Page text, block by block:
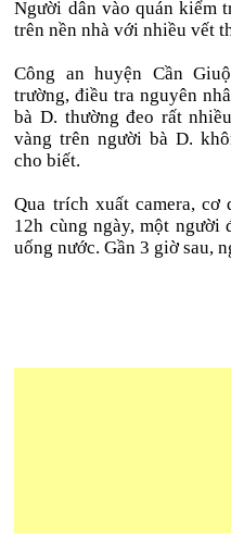
Người dân vào quán kiểm
trên nền nhà với nhiều vết
Công an huyện Cần
trường, điều tra nguyên
bà D. thường đeo rất
vàng trên người bà D.
cho biết.
Qua trích xuất camera, cơ
12h cùng ngày, một người
uống nước. Gần 3 giờ sau,